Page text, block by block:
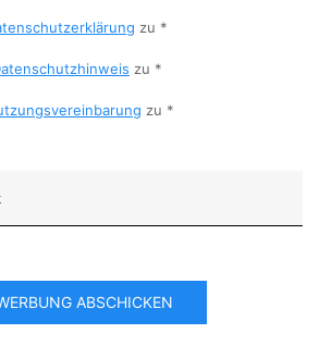
zu *
zu *
zu *
ABSCHICKEN